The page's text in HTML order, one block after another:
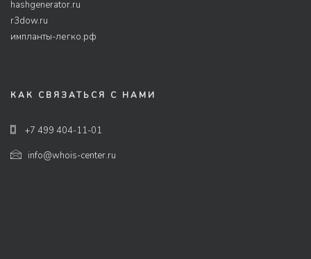
hashgenerator.ru
r3dow.ru
импланты-легко.рф
КАК СВЯЗАТЬСЯ С НАМИ
+7 499 404-11-01
info@whois-center.ru